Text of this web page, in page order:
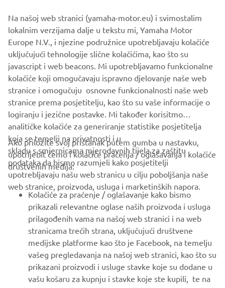
DISCOVER THEM
CORPORATE
FOR BUSINESS
MORE YAMAHA
SUPPORT
BILTEN
Na našoj web stranici (yamaha-motor.eu) i svimostalim
lokalnim verzijama dalje u tekstu mi, Yamaha Motor
Europe N.V., i njezine podružnice upotrebljavaju kolačiće
uključujući tehnologije slične kolačićima, kao što su
javascript i web beacons. Mi upotrebljavamo funkcionalne
kolačiće koji omogučavaju ispravno djelovanje naše web
stranice i omogučuju osnovne funkcionalnosti naše web
stranice prema posjetitelju, kao što su vaše informacije o
logiranju i jezične postavke. Mi također korisitmo
analitičke kolačiće za generiranje statistike posjetitelja
koja se temelji na privatnosti i u
skladu s smjernicama mjerodavnih tijela za zaštitu
podataka da bismo razumjeli kako posjetitelji
upotrebljavaju našu web stranicu u cilju poboljšanja naše
web stranice, proizvoda, usluga i marketinških napora.
Ako priložite svoj pristanak putem gumba u nastavku,
upotrijebit ćemo i kolačiće praćenja / oglašavanja i kolačiće
društvenih medija:
Kolačiće za praćenje / oglašavanje kako bismo
prikazali relevantne oglase naših proizvoda i usluga
prilagođenih vama na našoj web stranici i na web
stranicama trećih strana, uključujući društvene
medijske platforme kao što je Facebook, na temelju
vašeg pregledavanja na našoj web stranici, kao što su
prikazani proizvodi i usluge stavke koje su dodane u
vašu košaru za kupnju i stavke koje ste kupili, te na